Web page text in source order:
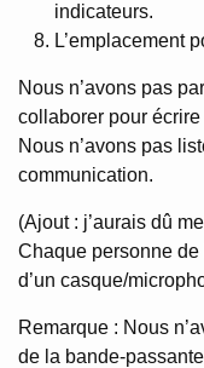
indicateurs.
L’emplacement
Nous n’avons pas
collaborer pour écrire
Nous n’avons pas
communication.
(Ajout : j’aurais dû
Chaque personne de
d’un casque/
Remarque : Nous
de la bande-